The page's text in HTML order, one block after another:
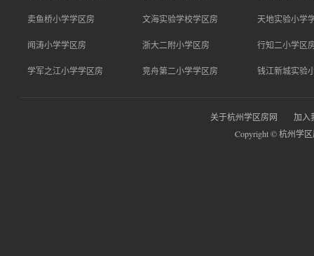
卖鱼桥小学学区房 文海实验学校学区房 天地实验小学
闻涛小学学区房 浙大二附小学区房 行知二小学区
学军之江小学学区房 竞舟第二小学学区房 钱江新城实验
关于杭州学区房网
加入
Copyright © 杭州学